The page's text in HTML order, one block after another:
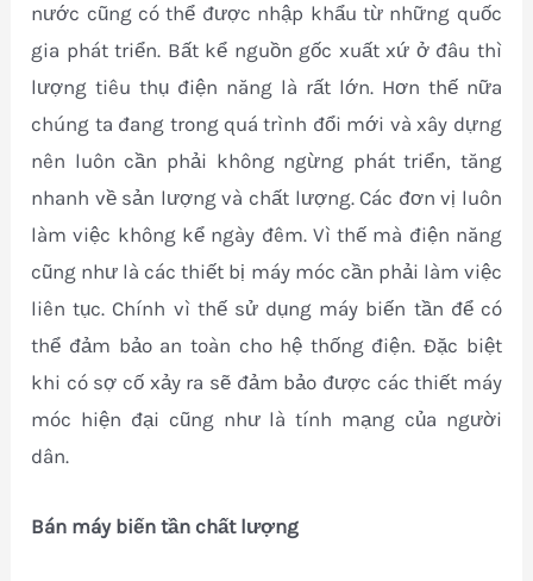
nước cũng có thể được nhập khẩu từ những quốc
gia phát triển. Bất kể nguồn gốc xuất xứ ở đâu thì
lượng tiêu thụ điện năng là rất lớn. Hơn thế nữa
chúng ta đang trong quá trình đổi mới và xây dựng
nên luôn cần phải không ngừng phát triển, tăng
nhanh về sản lượng và chất lượng. Các đơn vị luôn
làm việc không kể ngày đêm. Vì thế mà điện năng
cũng như là các thiết bị máy móc cần phải làm việc
liên tục. Chính vì thế sử dụng máy biến tần để có
thể đảm bảo an toàn cho hệ thống điện. Đặc biệt
khi có sợ cố xảy ra sẽ đảm bảo được các thiết máy
móc hiện đại cũng như là tính mạng của người
dân.
Bán máy biến tần chất lượng